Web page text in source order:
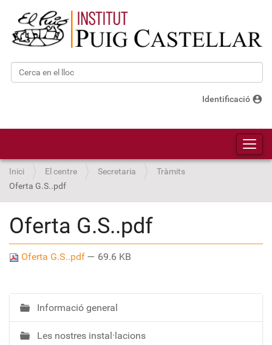
Cerca
Identificació account_circle
Inici El centre Secretaria
Tràmits
Oferta G.S..pdf
Oferta G.S..pdf
Oferta G.S..pdf — 69.6 KB
N
a
v
Informació general
Les nostres instal·lacions